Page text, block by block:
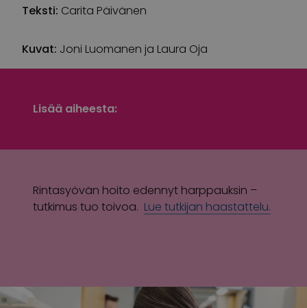
Teksti: Carita Päivänen
Kuvat: Joni Luomanen ja Laura Oja
Lisää aiheesta:
Rintasyövän hoito edennyt harppauksin –
tutkimus tuo toivoa. Lue tutkijan haastattelu.